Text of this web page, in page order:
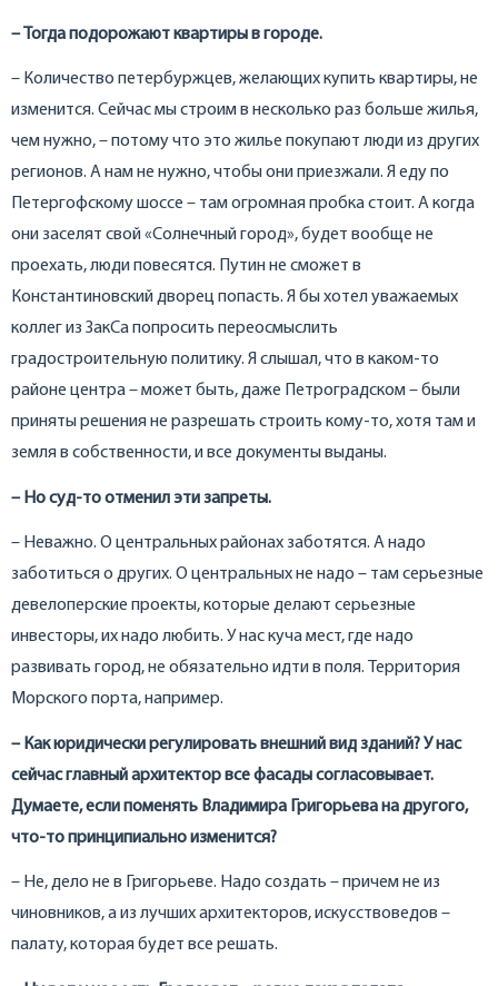
– Тогда подорожают квартиры в городе.
– Количество петербуржцев, желающих купить квартиры, не
изменится. Сейчас мы строим в несколько раз больше жилья,
чем нужно, – потому что это жилье покупают люди из других
регионов. А нам не нужно, чтобы они приезжали. Я еду по
Петергофскому шоссе – там огромная пробка стоит. А когда
они заселят свой «Солнечный город», будет вообще не
проехать, люди повесятся. Путин не сможет в
Константиновский дворец попасть. Я бы хотел уважаемых
коллег из ЗакСа попросить переосмыслить
градостроительную политику. Я слышал, что в каком-то
районе центра – может быть, даже Петроградском – были
приняты решения не разрешать строить кому-то, хотя там и
земля в собственности, и все документы выданы.
– Но суд-то отменил эти запреты.
– Неважно. О центральных районах заботятся. А надо
заботиться о других. О центральных не надо – там серьезные
девелоперские проекты, которые делают серьезные
инвесторы, их надо любить. У нас куча мест, где надо
развивать город, не обязательно идти в поля. Территория
Морского порта, например.
– Как юридически регулировать внешний вид зданий? У нас
сейчас главный архитектор все фасады согласовывает.
Думаете, если поменять Владимира Григорьева на другого,
что-то принципиально изменится?
– Не, дело не в Григорьеве. Надо создать – причем не из
чиновников, а из лучших архитекторов, искусствоведов –
палату, которая будет все решать.